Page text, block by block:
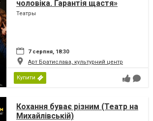
чоловіка. Гарантія щастя»
Театры
7 серпня, 18:30
Арт Братислава, культурний центр
Купити
Кохання буває різним (Театр на
Михайлівській)